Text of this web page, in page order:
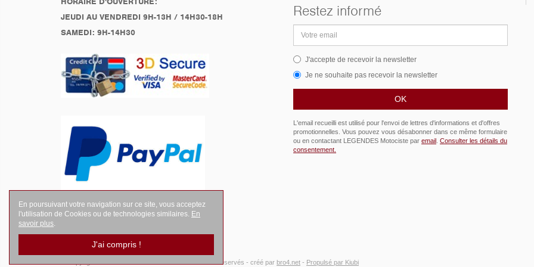
JEUDI AU VENDREDI 9H-13H / 14H30-18H
SAMEDI: 9H-14H30
Restez informé
email
J'accepte de recevoir la newsletter
Je ne souhaite pas recevoir la newsletter
L'email recueilli est utilisé pour l'envoi de lettres d'informations et d'offres
promotionnelles. Vous pouvez vous désabonner dans ce même formulaire
ou en contactant LEGENDES Motociste par email Consulter les détails du
consentement.
- Tous droits réservés - créé par bro4.net - Propulsé par Kiubi
En poursuivant votre navigation sur ce site, vous acceptez
l'utilisation de Cookies ou de technologies similaires. En
savoir plus
J'ai compris !